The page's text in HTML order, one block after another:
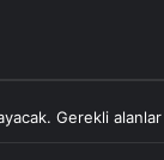
Gerekli alanlar